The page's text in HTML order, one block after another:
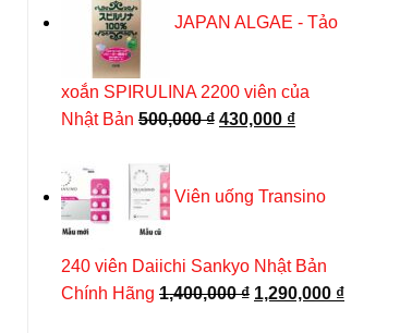
JAPAN ALGAE - Tảo
xoắn SPIRULINA 2200 viên của
Nhật Bản 500,000₫ Giá
500,000 ₫.
430,000 ₫Giá
là:
Viên uống Transino
240 viên Daiichi Sankyo Nhật Bản
Chính Hãng 1,400,000₫ Giá
1,290,000 ₫Giá
Trà diếp cá Nhật Orihiro Dokudami hỗ trợ thải độc